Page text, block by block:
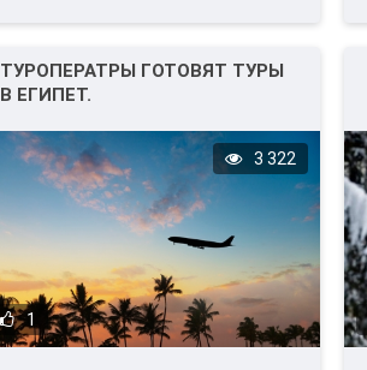
ТУРОПЕРАТРЫ ГОТОВЯТ ТУРЫ
В ЕГИПЕТ.
1
3 322